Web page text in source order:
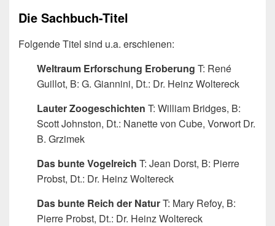
Die Sachbuch-Titel
Folgende Titel sind u.a. erschienen:
Weltraum Erforschung Eroberung T: René
Guillot, B: G. Giannini, Dt.: Dr. Heinz Woltereck
Lauter Zoogeschichten T: William Bridges, B:
Scott Johnston, Dt.: Nanette von Cube, Vorwort Dr.
B. Grzimek
Das bunte Vogelreich T: Jean Dorst, B: Pierre
Probst, Dt.: Dr. Heinz Woltereck
Das bunte Reich der NaturT: Mary Refoy, B:
Pierre Probst, Dt.: Dr. Heinz Woltereck